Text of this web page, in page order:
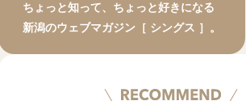
ちょっと知って、ちょっと好きになる
新潟のウェブマガジン［ シングス ］。